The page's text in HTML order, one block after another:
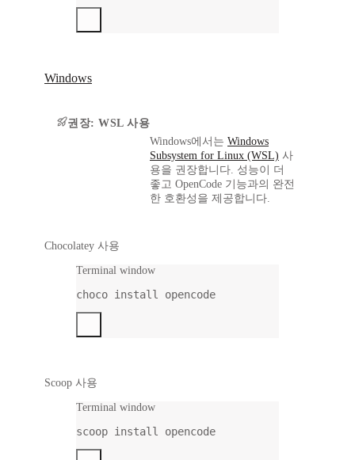
Windows
권장: WSL 사용
Windows에서는 Windows
Subsystem for Linux (WSL) 사
용을 권장합니다. 성능이 더
좋고 OpenCode 기능과의 완전
한 호환성을 제공합니다.
Chocolatey 사용
Terminal window
choco install opencode
Scoop 사용
Terminal window
scoop install opencode